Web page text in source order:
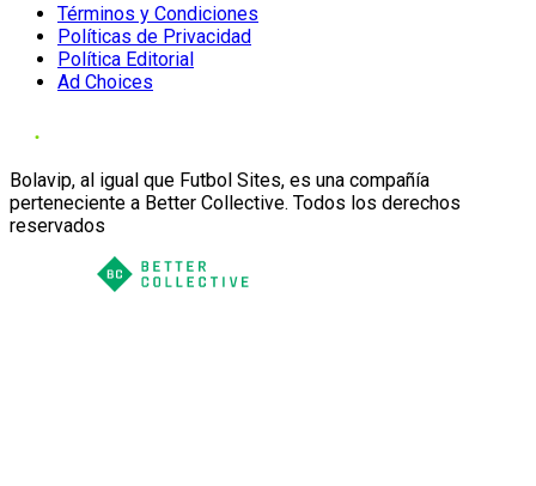
Términos y Condiciones
Políticas de Privacidad
Política Editorial
Ad Choices
Bolavip, al igual que Futbol Sites, es una compañía
perteneciente a Better Collective. Todos los derechos
reservados